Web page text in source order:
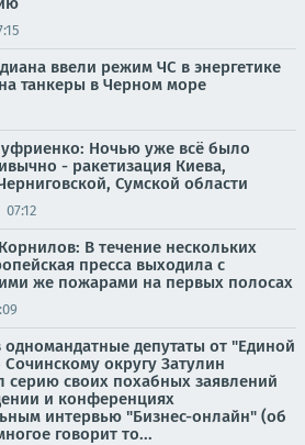
ввели режим ЧС в энергетике
танкеры в Черном море
Ночью уже всё было
- ракетизация Киева,
Сумской области
07:12
В течение нескольких
пресса выходила с
же пожарами на первых полосах
одномандатные депутаты от "Единой
округу Затулин
серию своих похабных заявлений
и конференциях
интервью "Бизнес-онлайн" (об
говорит то...